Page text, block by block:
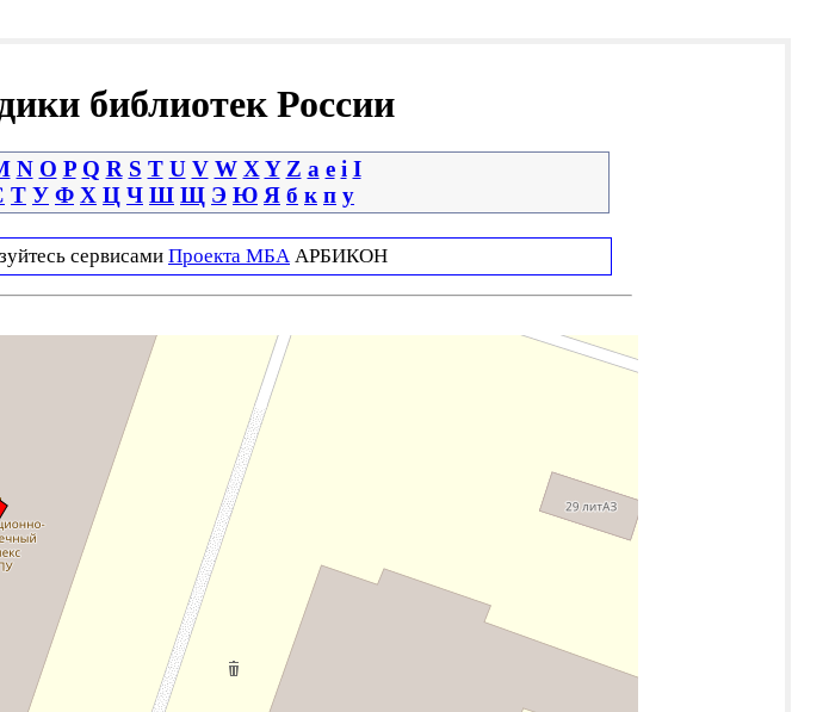
библиотек России
N O P Q R S T U V W X Y Z a e i І
Т У Ф Х Ц Ч Ш Щ Э Ю Я б к п у
сервисами Проекта МБА АРБИКОН